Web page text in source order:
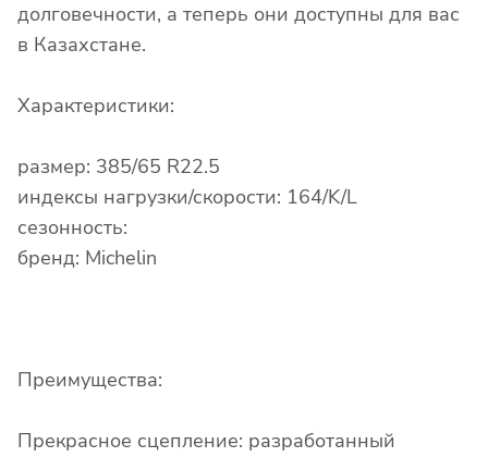
долговечности, а теперь они доступны для вас
в Казахстане.
Характеристики:
размер: 385/65 R22.5
индексы нагрузки/скорости: 164/K/L
сезонность:
бренд: Michelin
Преимущества:
Прекрасное сцепление: разработанный